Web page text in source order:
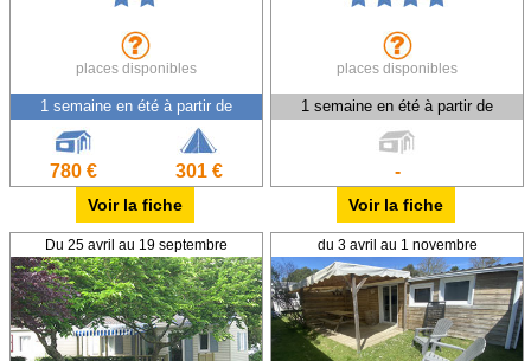
places disponibles
1 semaine en été à partir de
780 € 301 €
Voir la fiche
places disponibles
1 semaine en été à partir de
-
Voir la fiche
Du 25 avril au 19 septembre du 3 avril au 1 novembre